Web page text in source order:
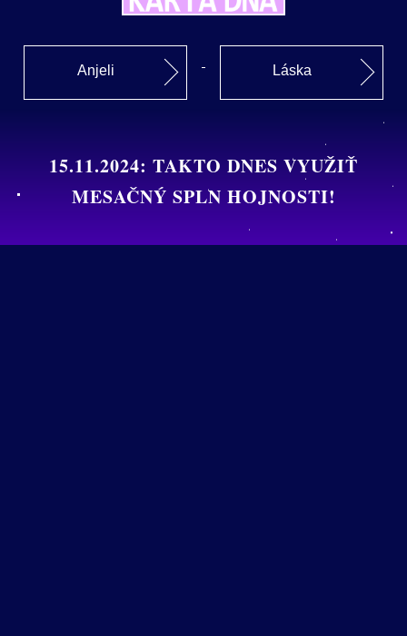
Anjeli Láska
15.11.2024: TAKTO DNES VYUŽIŤ
MESAČNÝ SPLN HOJNOSTI!